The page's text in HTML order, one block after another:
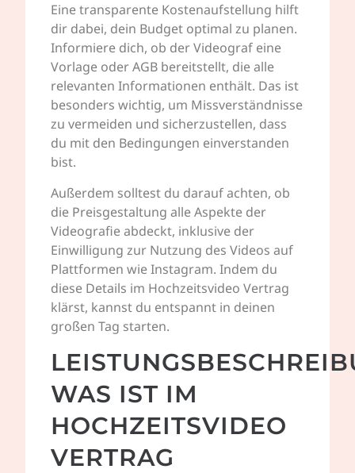
Eine transparente Kostenaufstellung hilft
dir dabei, dein Budget optimal zu planen.
Informiere dich, ob der Videograf eine
Vorlage oder AGB bereitstellt, die alle
relevanten Informationen enthält. Das ist
besonders wichtig, um Missverständnisse
zu vermeiden und sicherzustellen, dass
du mit den Bedingungen einverstanden
bist.
Außerdem solltest du darauf achten, ob
die Preisgestaltung alle Aspekte der
Videografie abdeckt, inklusive der
Einwilligung zur Nutzung des Videos auf
Plattformen wie Instagram. Indem du
diese Details im Hochzeitsvideo Vertrag
klärst, kannst du entspannt in deinen
großen Tag starten.
WAS IST IM
HOCHZEITSVIDEO
VERTRAG